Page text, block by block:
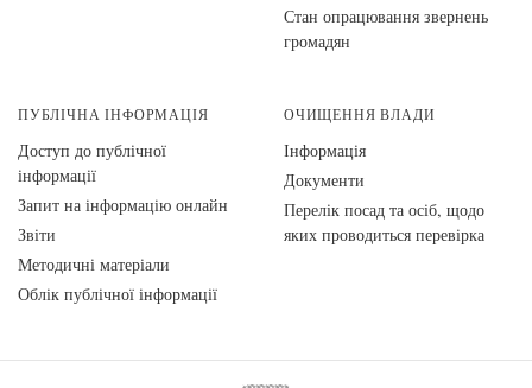
Стан опрацювання звернень
громадян
ПУБЛІЧНА ІНФОРМАЦІЯ
Доступ до публічної
інформації
Запит на інформацію онлайн
Звіти
Методичні матеріали
Облік публічної інформації
ОЧИЩЕННЯ ВЛАДИ
Інформація
Документи
Перелік посад та осіб, щодо
яких проводиться перевірка